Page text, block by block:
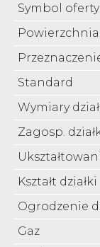
Symbol oferty
Powierzchnia
Standard
Wymiary
Zagosp.
Kształt działki
Ogrodzenie
Gaz